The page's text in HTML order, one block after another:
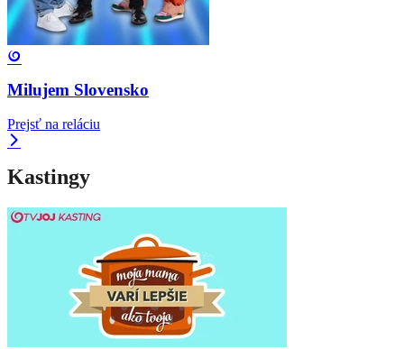
Milujem Slovensko
Prejsť na reláciu
Kastingy